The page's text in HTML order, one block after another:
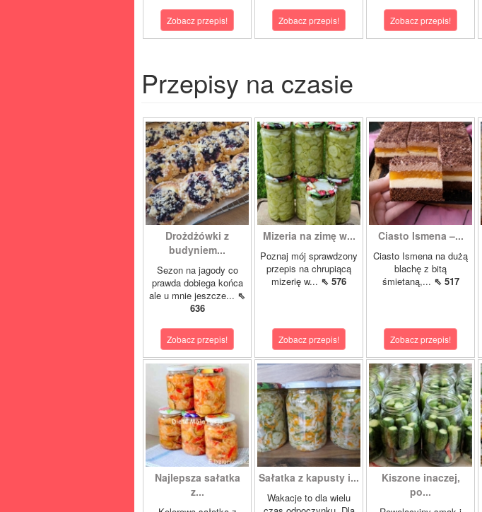
Zobacz przepis! Zobacz przepis! Zobacz przepis!
Przepisy na czasie
Drożdżówki z
budyniem...
Sezon na jagody co
prawda dobiega końca
ale u mnie jeszcze... ⇖
636
Zobacz przepis!
Mizeria na zimę w...
Poznaj mój sprawdzony
przepis na chrupiącą
mizerię w... ⇖ 576
Zobacz przepis!
Ciasto Ismena –...
Ciasto Ismena na dużą
blachę z bitą
śmietaną,... ⇖ 517
Zobacz przepis!
Najlepsza sałatka
z...
Sałatka z kapusty i...
Wakacje to dla wielu
Kiszone inaczej,
po...